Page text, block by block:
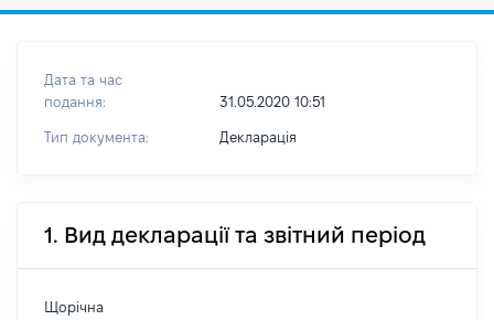
Дата та час
подання:
31.05.2020 10:51
Тип документа: Декларація
1. Вид декларації та звітний період
Щорічна